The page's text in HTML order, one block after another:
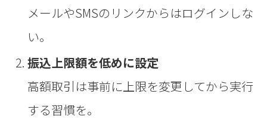
メールやSMSのリンクからはログインしな
い。
振込上限額を低めに設定
高額取引は事前に上限を変更してから実行
する習慣を。